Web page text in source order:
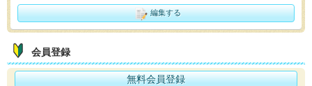
編集する
会員登録
無料会員登録